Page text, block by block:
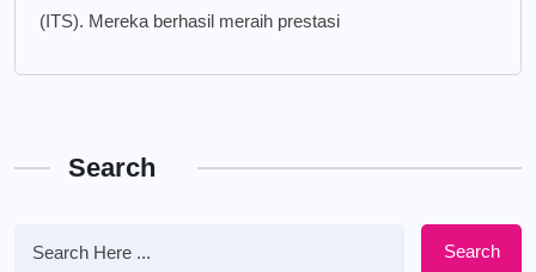
(ITS). Mereka berhasil meraih prestasi
Search
Search